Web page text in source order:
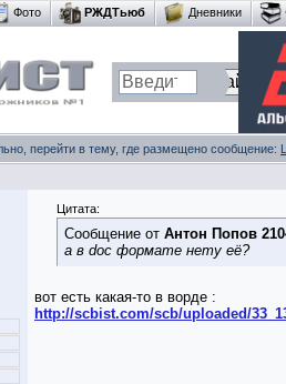
Фото РЖДТьюб Дневники
перейти в тему, где размещено сообщение:
Цитата:
Сообщение от Антон Попов
а в doc формате нету её?
вот есть какая-то в ворде :
http://scbist.com/scb/uploaded/